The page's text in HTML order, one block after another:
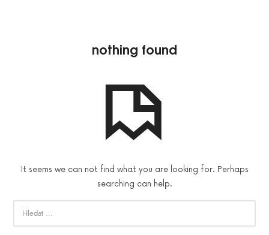
nothing found
It seems we can not find what you are looking for. Perhaps
searching can help.